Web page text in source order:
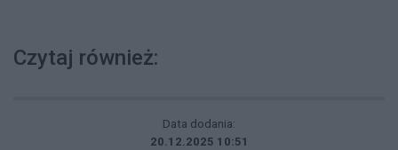
Czytaj również:
Data dodania:
20.12.2025 10:51